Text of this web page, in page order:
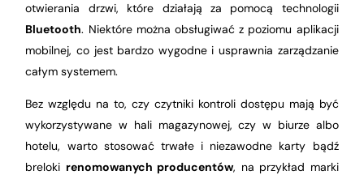
otwierania drzwi, które działają za pomocą technologii
Bluetooth. Niektóre można obsługiwać z poziomu aplikacji
mobilnej, co jest bardzo wygodne i usprawnia zarządzanie
całym systemem.
Bez względu na to, czy czytniki kontroli dostępu mają być
wykorzystywane w hali magazynowej, czy w biurze albo
hotelu, warto stosować trwałe i niezawodne karty bądź
breloki renomowanych producentów, na przykład marki